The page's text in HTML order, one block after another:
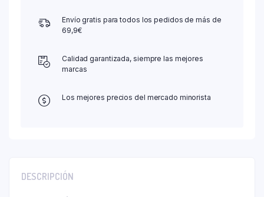
Envío gratis para todos los pedidos de más de
69,9€
Calidad garantizada, siempre las mejores
marcas
Los mejores precios del mercado minorista
DESCRIPCIÓN